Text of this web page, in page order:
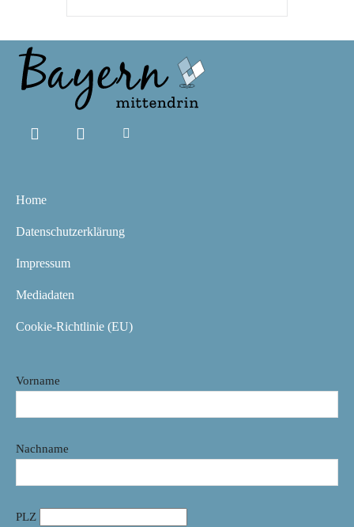
Home
Datenschutzerklärung
Impressum
Mediadaten
Cookie-Richtlinie (EU)
Vorname
Nachname
PLZ